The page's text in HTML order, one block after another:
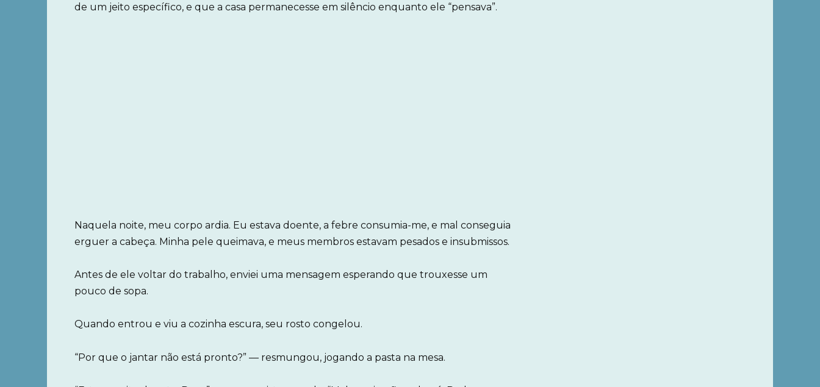
de um jeito específico, e que a casa permanecesse em silêncio enquanto ele “pensava”.
Naquela noite, meu corpo ardia. Eu estava doente, a febre consumia-me, e mal conseguia
erguer a cabeça. Minha pele queimava, e meus membros estavam pesados e insubmissos.
Antes de ele voltar do trabalho, enviei uma mensagem esperando que trouxesse um
pouco de sopa.
Quando entrou e viu a cozinha escura, seu rosto congelou.
“Por que o jantar não está pronto?” — resmungou, jogando a pasta na mesa.